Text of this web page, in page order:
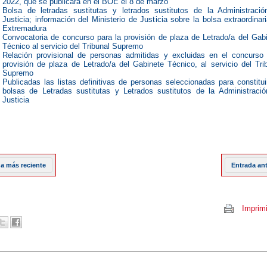
Bolsa de letradas sustitutas y letrados sustitutos de la
Justicia; información del Ministerio de Justicia sobre la bolsa
Extremadura
Convocatoria de concurso para la provisión de plaza de Letrado/a del
Técnico al servicio del Tribunal Supremo
Relación provisional de personas admitidas y excluidas en el concurso
provisión de plaza de Letrado/a del Gabinete Técnico, al servicio del
Supremo
Publicadas las listas definitivas de personas seleccionadas para
bolsas de Letradas sustitutas y Letrados sustitutos de la
Justicia
más reciente Entrada